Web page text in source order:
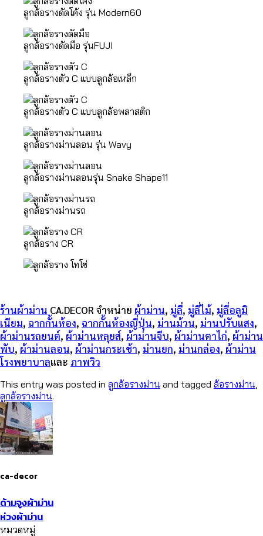
ลูกล้อรางดัดโค้ง รุ่น Modern60
ลูกล้อรางดัดมือ รุ่นFUJI
ลูกล้อรางตัว C แบบลูกล้อเหล็ก
ลูกล้อรางตัว C แบบลูกล้อพลาสติก
ลูกล้อรางม่านลอน รุ่น Wavy
ลูกล้อรางม่านลอนรุ่น Snake Shape11
ลูกล้อรางม่านรถ
ลูกล้อราง CR
ร้านผ้าม่าน CA.DECOR จำหน่าย ผ้าม่าน, มู่ลี่, มู่ลี่ไม้, มู่ลี่อลูมิ
เนียม, ฉากกั้นห้อง, ฉากกั้นห้องญี่ปุ่น, ม่านม้วน, ม่านปรับแสง,
ผ้าม่านรถยนต์, ผ้าม่านหลุยส์, ผ้าม่านจีบ, ผ้าม่านตาไก่, ผ้าม่าน
พับ, ผ้าม่านลอน, ผ้าม่านกระเช้า, ม่านยก, ม่านกล่อง, ผ้าม่าน
โรงพยาบาลและ ภาพวิว
This entry was posted in ลูกล้อรางม่าน and tagged ล้อรางม่าน,
ลูกล้อรางม่าน.
ca-decor
ด้ามจูงผ้าม่าน
ห่วงผ้าม่าน
หมวดหมู่